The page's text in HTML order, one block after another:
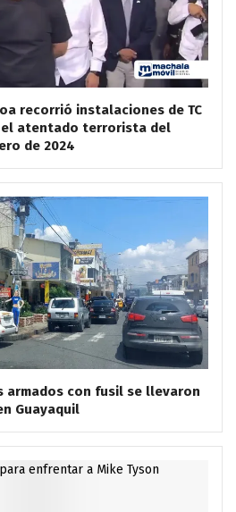
recorrió instalaciones de TC
el atentado terrorista del
de 2024
armados con fusil se llevaron
Guayaquil